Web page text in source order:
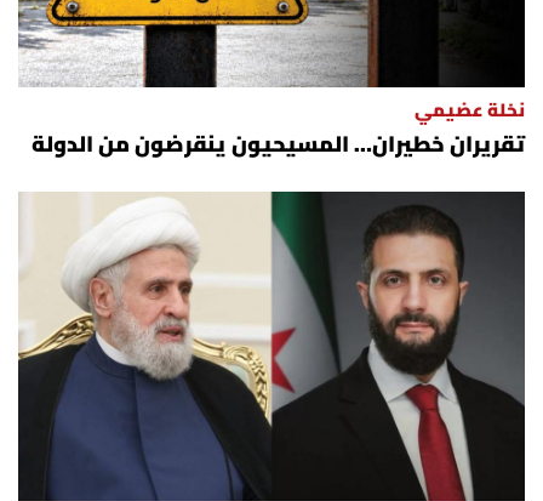
نخلة عضيمي
تقريران خطيران… المسيحيون ينقرضون من الدولة